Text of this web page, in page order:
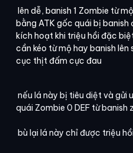
lên dễ, banish 1 Zombie từ
bằng ATK gốc quái bị banish
kích hoạt khi triệu hồi đặc
cần kéo từ mộ hay banish lên
cục thịt đấm cực đau
nếu lá này bị tiêu diệt và gửi
quái Zombie 0 DEF từ banish
bù lại lá này chỉ được triệu